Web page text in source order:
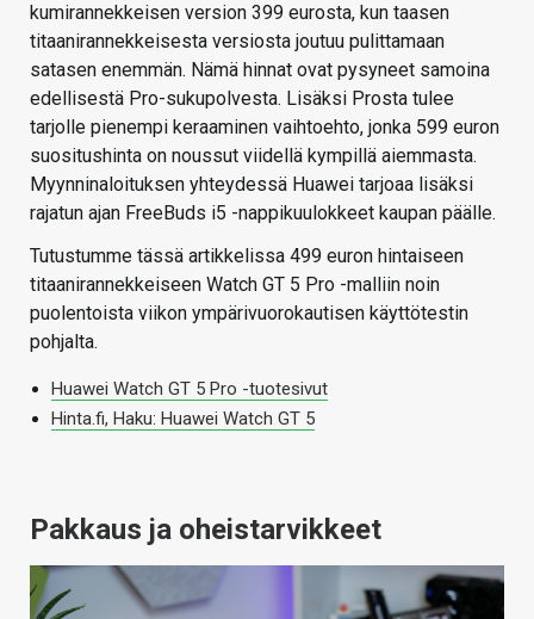
kumirannekkeisen version 399 eurosta, kun taasen
titaanirannekkeisesta versiosta joutuu pulittamaan
satasen enemmän. Nämä hinnat ovat pysyneet samoina
edellisestä Pro-sukupolvesta. Lisäksi Prosta tulee
tarjolle pienempi keraaminen vaihtoehto, jonka 599 euron
suositushinta on noussut viidellä kympillä aiemmasta.
Myynninaloituksen yhteydessä Huawei tarjoaa lisäksi
rajatun ajan FreeBuds i5 -nappikuulokkeet kaupan päälle.
Tutustumme tässä artikkelissa 499 euron hintaiseen
titaanirannekkeiseen Watch GT 5 Pro -malliin noin
puolentoista viikon ympärivuorokautisen käyttötestin
pohjalta.
Huawei Watch GT 5 Pro -tuotesivut
Hinta.fi, Haku: Huawei Watch GT 5
Pakkaus ja oheistarvikkeet